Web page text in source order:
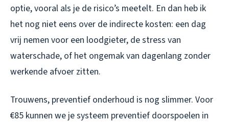
optie, vooral als je de risico’s meetelt. En dan heb ik
het nog niet eens over de indirecte kosten: een dag
vrij nemen voor een loodgieter, de stress van
waterschade, of het ongemak van dagenlang zonder
werkende afvoer zitten.
Trouwens, preventief onderhoud is nog slimmer. Voor
€85 kunnen we je systeem preventief doorspoelen in